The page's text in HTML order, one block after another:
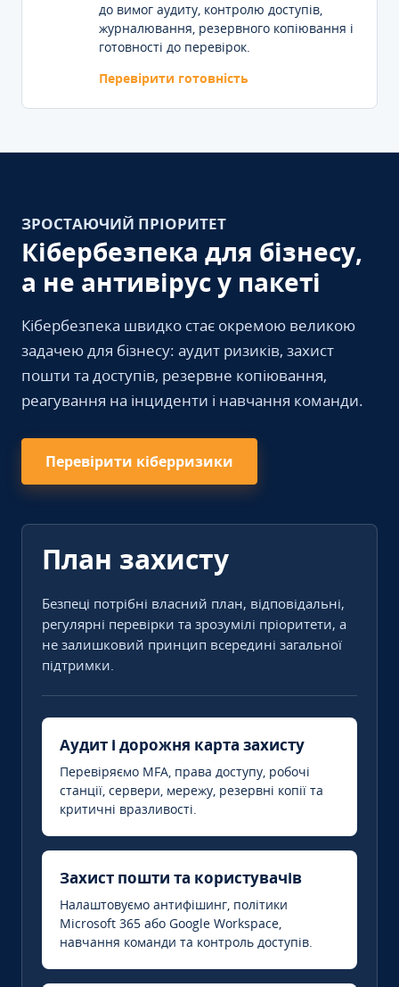
до вимог аудиту, контролю доступів,
журналювання, резервного копіювання і
готовності до перевірок.
Перевірити готовність
ЗРОСТАЮЧИЙ ПРІОРИТЕТ
Кібербезпека для бізнесу,
а не антивірус у пакеті
Кібербезпека швидко стає окремою великою
задачею для бізнесу: аудит ризиків, захист
пошти та доступів, резервне копіювання,
реагування на інциденти і навчання команди.
Перевірити кіберризики
План захисту
Безпеці потрібні власний план, відповідальні,
регулярні перевірки та зрозумілі пріоритети, а
не залишковий принцип всередині загальної
підтримки.
Аудит і дорожня карта захисту
Перевіряємо MFA, права доступу, робочі
станції, сервери, мережу, резервні копії та
критичні вразливості.
Захист пошти та користувачів
Налаштовуємо антифішинг, політики
Microsoft 365 або Google Workspace,
навчання команди та контроль доступів.